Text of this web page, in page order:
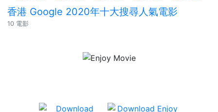
香港 Google 2020年十大搜尋人氣電影
10 電影